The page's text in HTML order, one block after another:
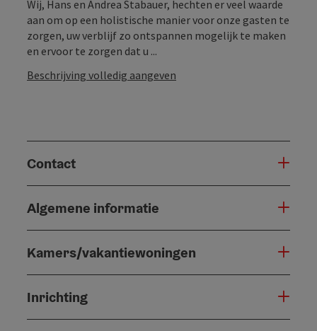
Wij, Hans en Andrea Stabauer, hechten er veel waarde
aan om op een holistische manier voor onze gasten te
zorgen, uw verblijf zo ontspannen mogelijk te maken
en ervoor te zorgen dat u ...
Beschrijving volledig aangeven
Contact
Algemene informatie
Kamers/vakantiewoningen
Inrichting